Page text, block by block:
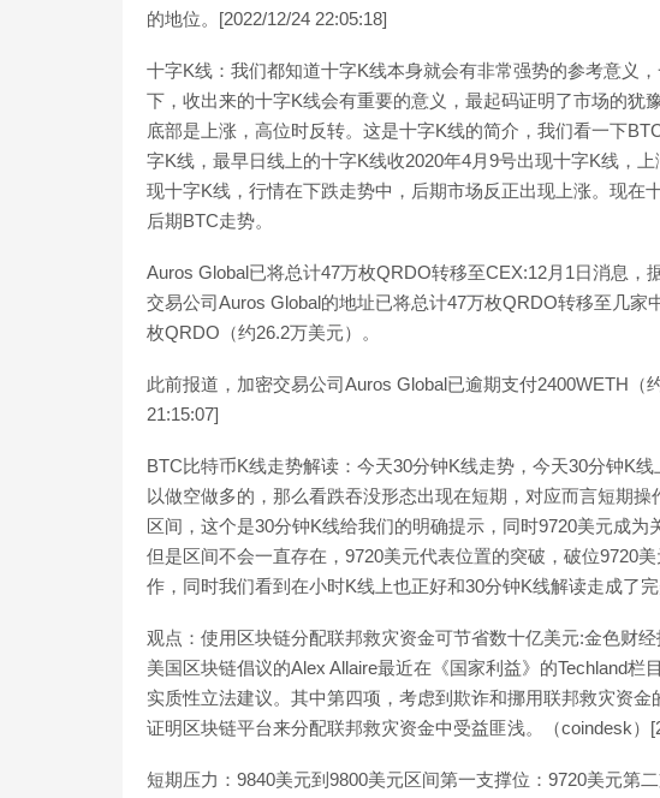
的地位。[2022/12/24 22:05:18]
十字K线：我们都知道十字K线本身就会有非常强势的参考意义
下，收出来的十字K线会有重要的意义，最起码证明了市场的犹
底部是上涨，高位时反转。这是十字K线的简介，我们看一下
字K线，最早日线上的十字K线收2020年4月9号出现十字K线，
现十字K线，行情在下跌走势中，后期市场反正出现上涨。现在
后期BTC走势。
Auros Global已将总计47万枚QRDO转移至CEX:12月1日消息，
交易公司Auros Global的地址已将总计47万枚QRDO转移至几家
枚QRDO（约26.2万美元）。
此前报道，加密交易公司Auros Global已逾期支付2400WETH（
21:15:07]
BTC比特币K线走势解读：今天30分钟K线走势，今天30分钟K
以做空做多的，那么看跌吞没形态出现在短期，对应而言短期
区间，这个是30分钟K线给我们的明确提示，同时9720美元成为
但是区间不会一直存在，9720美元代表位置的突破，破位9720
作，同时我们看到在小时K线上也正好和30分钟K线解读走成了完
观点：使用区块链分配联邦救灾资金可节省数十亿美元:金色财
美国区块链倡议的Alex Allaire最近在《国家利益》的Techland
实质性立法建议。其中第四项，考虑到欺诈和挪用联邦救灾资
证明区块链平台来分配联邦救灾资金中受益匪浅。（coindesk）
短期压力：9840美元到9800美元区间第一支撑位：9720美元第